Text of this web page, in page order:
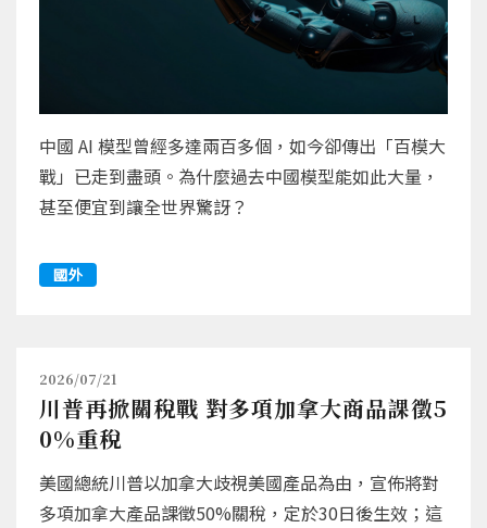
中國 AI 模型曾經多達兩百多個，如今卻傳出「百模大
戰」已走到盡頭。為什麼過去中國模型能如此大量，
甚至便宜到讓全世界驚訝？
國外
2026/07/21
川普再掀關稅戰 對多項加拿大商品課徵5
0%重稅
美國總統川普以加拿大歧視美國產品為由，宣佈將對
多項加拿大產品課徵50%關稅，定於30日後生效；這